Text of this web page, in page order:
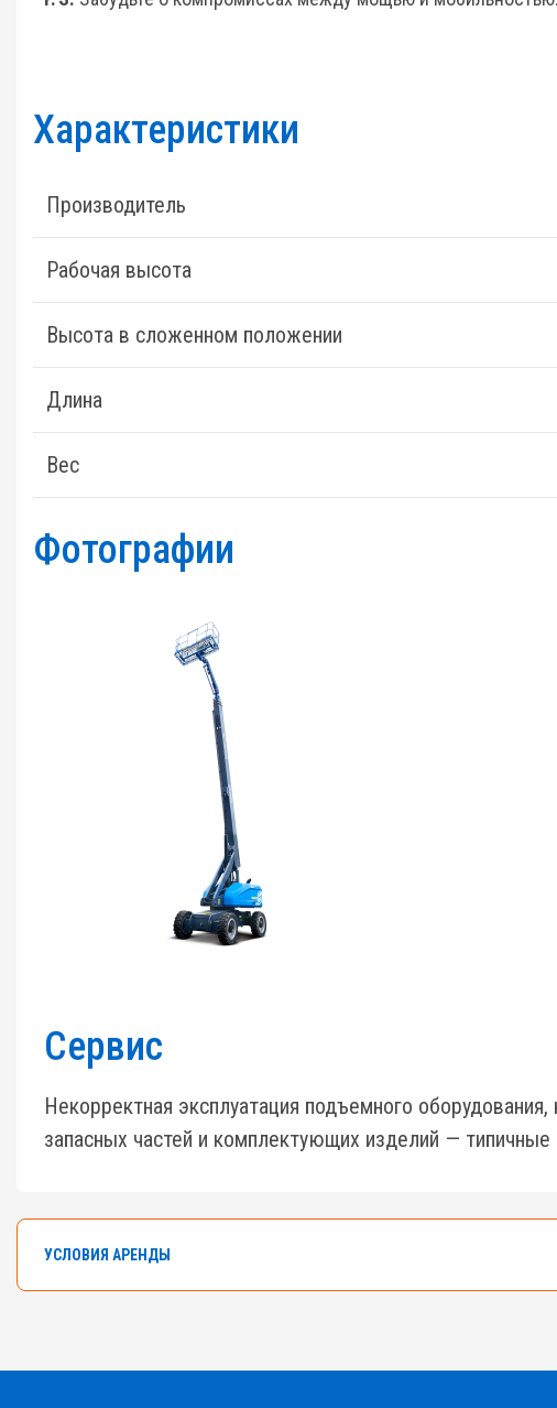
Характеристики
Производитель
Рабочая высота
Высота в сложенном положении
Длина
Вес
Фотографии
Сервис
Некорректная эксплуатация подъемного
запасных частей и комплектующих изделий —
УСЛОВИЯ АРЕНДЫ